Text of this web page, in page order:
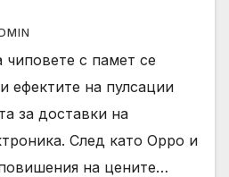
чиповете с памет се
ефектите на пулсации
за доставки на
След като Oppo и
на цените…